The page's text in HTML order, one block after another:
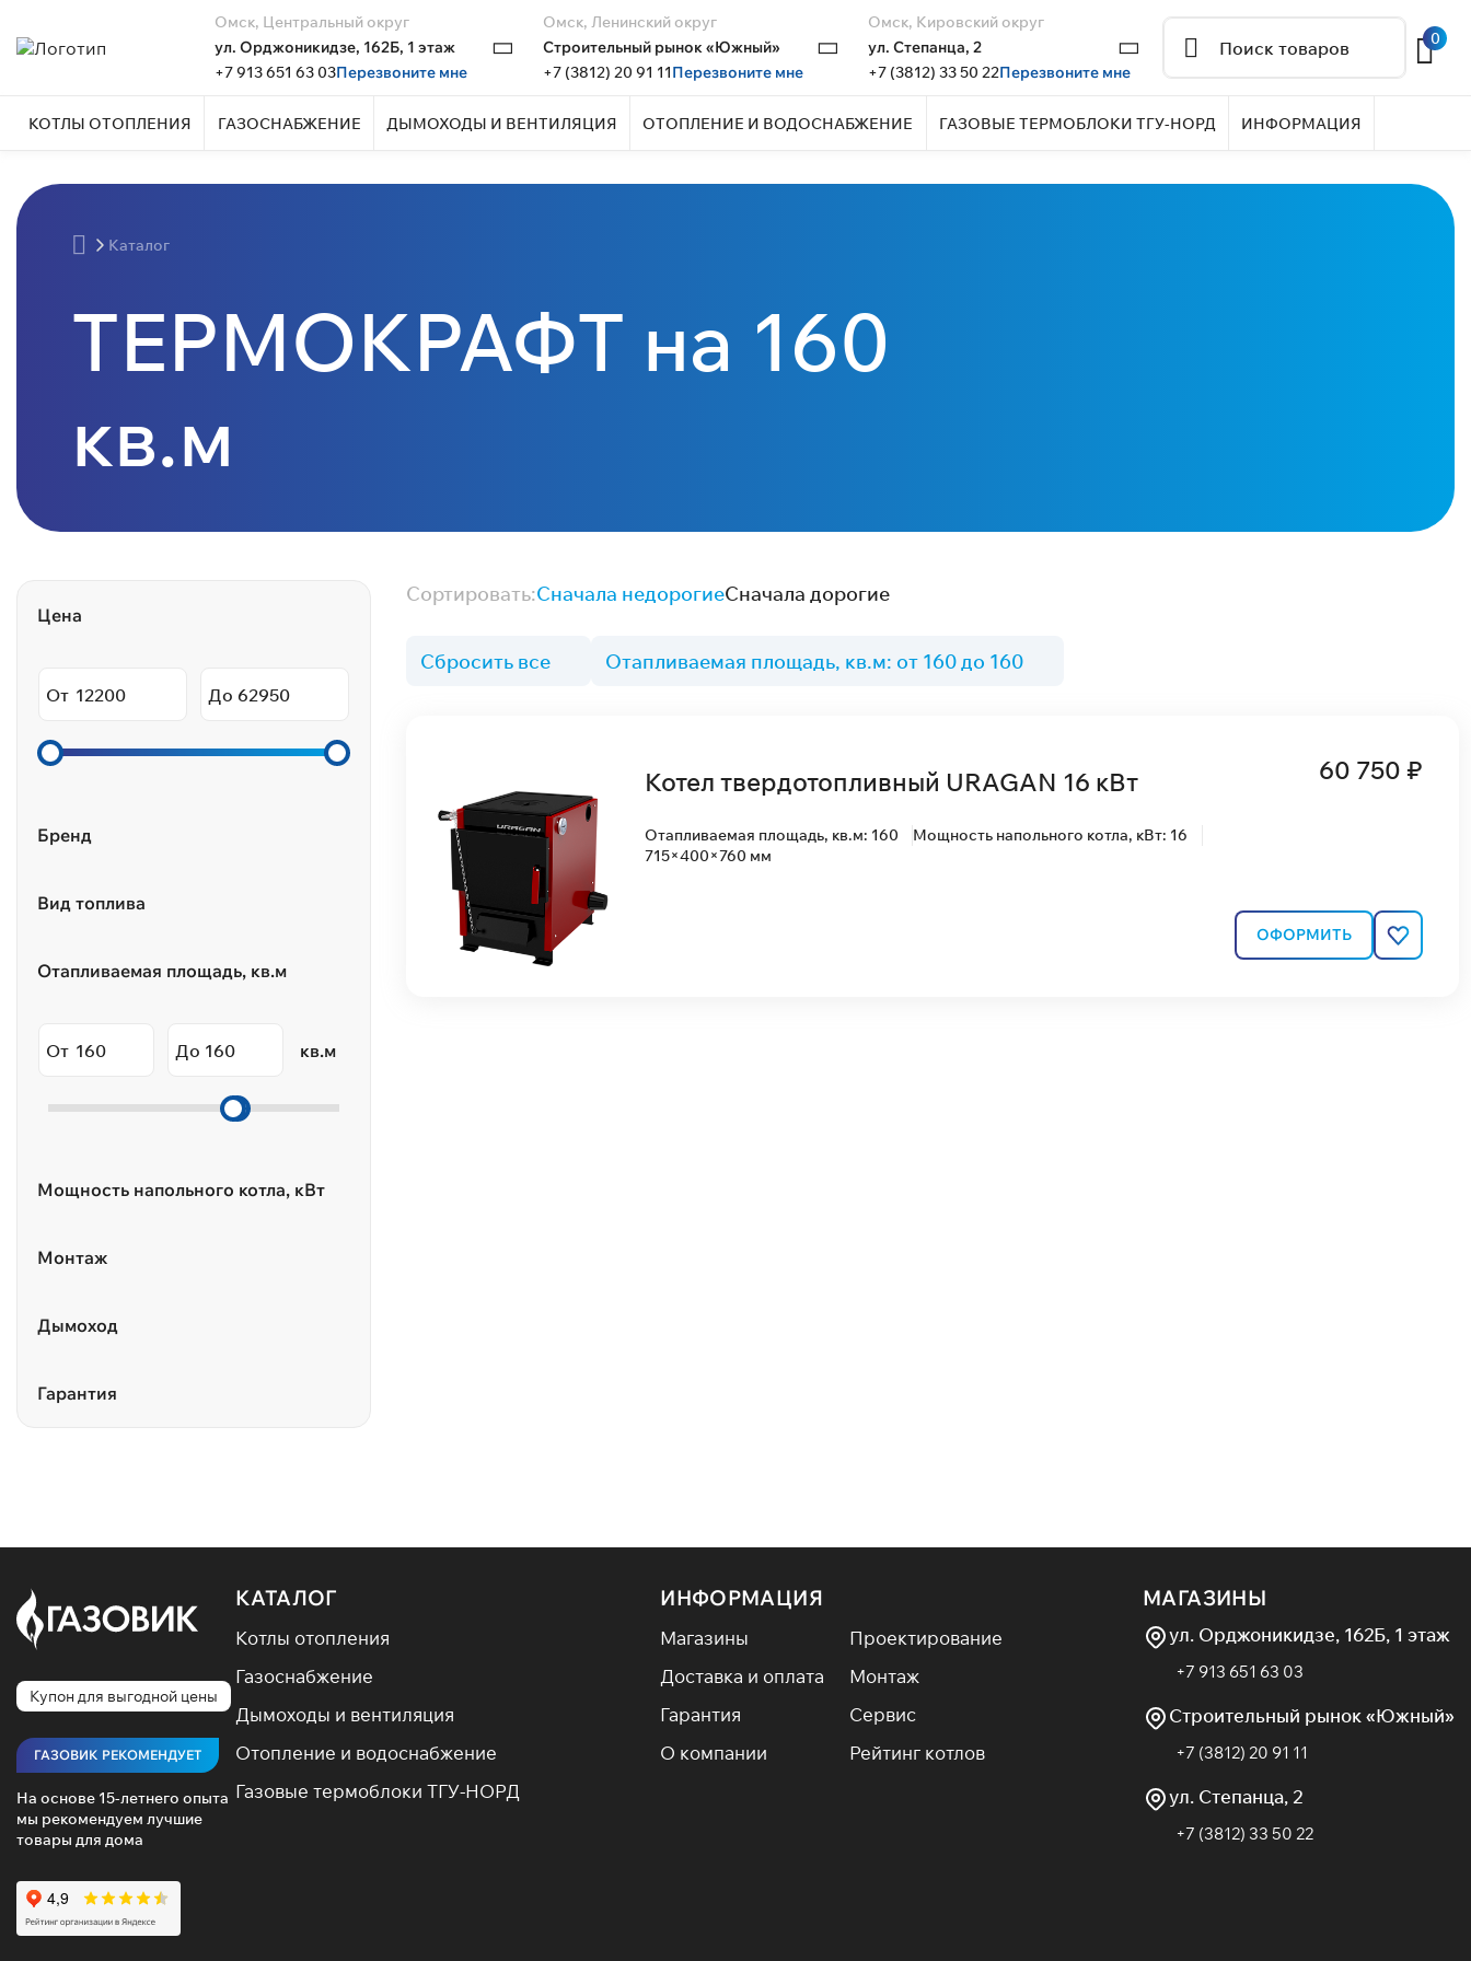
Омск, Центральный округ
ул. Орджоникидзе, 162Б, 1 этаж
+7 913 651 63 03Перезвоните мне
Омск, Ленинский округ
Строительный рынок «Южный»
+7 (3812) 20 91 11Перезвоните мне
Омск, Кировский округ
ул. Степанца, 2
+7 (3812) 33 50 22Перезвоните мне
0
КОТЛЫ ОТОПЛЕНИЯ ГАЗОСНАБЖЕНИЕ ДЫМОХОДЫ И ВЕНТИЛЯЦИЯ ОТОПЛЕНИЕ И ВОДОСНАБЖЕНИЕ ГАЗОВЫЕ ТЕРМОБЛОКИ ТГУ-НОРД ИНФОРМАЦИЯ
Каталог
ТЕРМОКРАФТ на 160
кв.м
Цена
От До
Бренд
Вид топлива
Отапливаемая площадь, кв.м
От До кв.м
Мощность напольного котла, кВт
Монтаж
Дымоход
Гарантия
Сортировать:Сначала недорогиеСначала дорогие
Сбросить все Отапливаемая площадь, кв.м: от 160 до 160
Котел твердотопливный URAGAN 16 кВт
Отапливаемая площадь, кв.м: 160
Мощность напольного котла, кВт: 16
715×400×760 мм
60 750 ₽
ОФОРМИТЬ
Купон для выгодной цены
ГАЗОВИК РЕКОМЕНДУЕТ
На основе 15-летнего опыта
мы рекомендуем лучшие
товары для дома
КАТАЛОГ
Котлы отопления
Газоснабжение
Дымоходы и вентиляция
Отопление и водоснабжение
Газовые термоблоки ТГУ-НОРД
ИНФОРМАЦИЯ
Магазины
Проектирование
Доставка и оплата
Монтаж
Гарантия
Сервис
О компании
Рейтинг котлов
МАГАЗИНЫ
ул. Орджоникидзе, 162Б, 1 этаж
+7 913 651 63 03
Строительный рынок «Южный»
+7 (3812) 20 91 11
ул. Степанца, 2
+7 (3812) 33 50 22